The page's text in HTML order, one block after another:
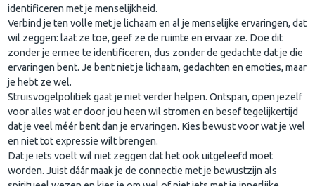
identificeren met je menselijkheid.
Verbind je ten volle met je lichaam en al je menselijke ervaringen, dat
wil zeggen: laat ze toe, geef ze de ruimte en ervaar ze. Doe dit
zonder je ermee te identificeren, dus zonder de gedachte dat je die
ervaringen bent. Je bent niet je lichaam, gedachten en emoties, maar
je hebt ze wel.
Struisvogelpolitiek gaat je niet verder helpen. Ontspan, open jezelf
voor alles wat er door jou heen wil stromen en besef tegelijkertijd
dat je veel méér bent dan je ervaringen. Kies bewust voor wat je wel
en niet tot expressie wilt brengen.
Dat je iets voelt wil niet zeggen dat het ook uitgeleefd moet
worden. Juist dáár maak je de connectie met je bewustzijn als